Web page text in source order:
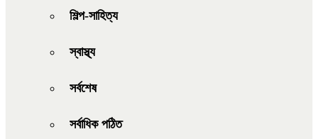
শিল্প-সাহিত্য
স্বাস্থ্য
সর্বশেষ
সর্বাধিক পঠিত